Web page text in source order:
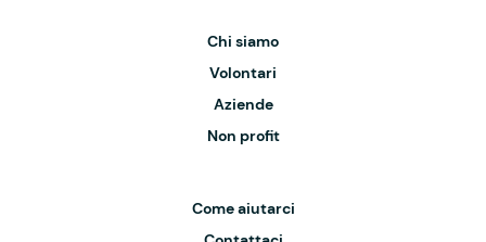
Chi siamo
Volontari
Aziende
Non profit
Come aiutarci